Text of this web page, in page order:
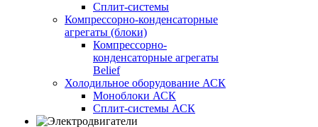
Сплит-системы
Компрессорно-конденсаторные
агрегаты (блоки)
Компрессорно-
конденсаторные агрегаты
Belief
Холодильное оборудование АСК
Моноблоки АСК
Сплит-системы АСК